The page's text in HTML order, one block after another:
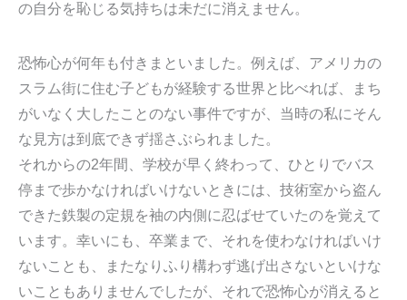
の自分を恥じる気持ちは未だに消えません。
恐怖心が何年も付きまといました。例えば、アメリカの
スラム街に住む子どもが経験する世界と比べれば、まち
がいなく大したことのない事件ですが、当時の私にそん
な見方は到底できず揺さぶられました。
それからの2年間、学校が早く終わって、ひとりでバス
停まで歩かなければいけないときには、技術室から盗ん
できた鉄製の定規を袖の内側に忍ばせていたのを覚えて
います。幸いにも、卒業まで、それを使わなければいけ
ないことも、またなりふり構わず逃げ出さないといけな
いこともありませんでしたが、それで恐怖心が消えると